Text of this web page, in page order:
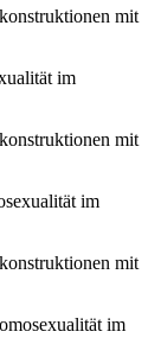
mit
im
mit
im
mit
im